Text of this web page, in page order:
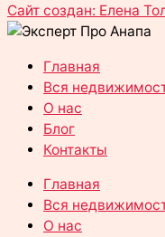
Сайт создан: Елена
Главная
Вся
О нас
Блог
Контакты
Главная
Вся
О нас